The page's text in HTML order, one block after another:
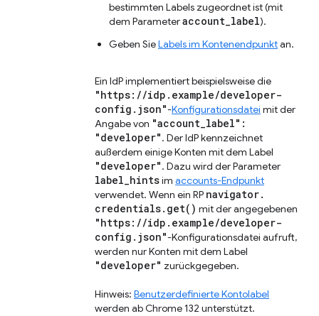
bestimmten Labels zugeordnet ist (mit
dem Parameteraccount_label).
Geben SieLabels im Kontenendpunktan.
Ein IdP implementiert beispielsweise die
"https: //idp . example/developer-
config . json"-Konfigurationsdatei mit der
Angabe von "account_label":
"developer". Der IdP kennzeichnet
außerdem einige Konten mit dem Label
"developer". Dazu wird der Parameter
label_hintsim accounts-Endpunkt
verwendet. Wenn ein RP navigator.
credentials. get( ) mit der angegebenen
"https: //idp . example/developer-
config . json"-Konfigurationsdatei aufruft,
werden nur Konten mit dem Label
"developer" zurückgegeben.
Hinweis: Benutzerdefinierte Kontolabel
werden ab Chrome 132 unterstützt.